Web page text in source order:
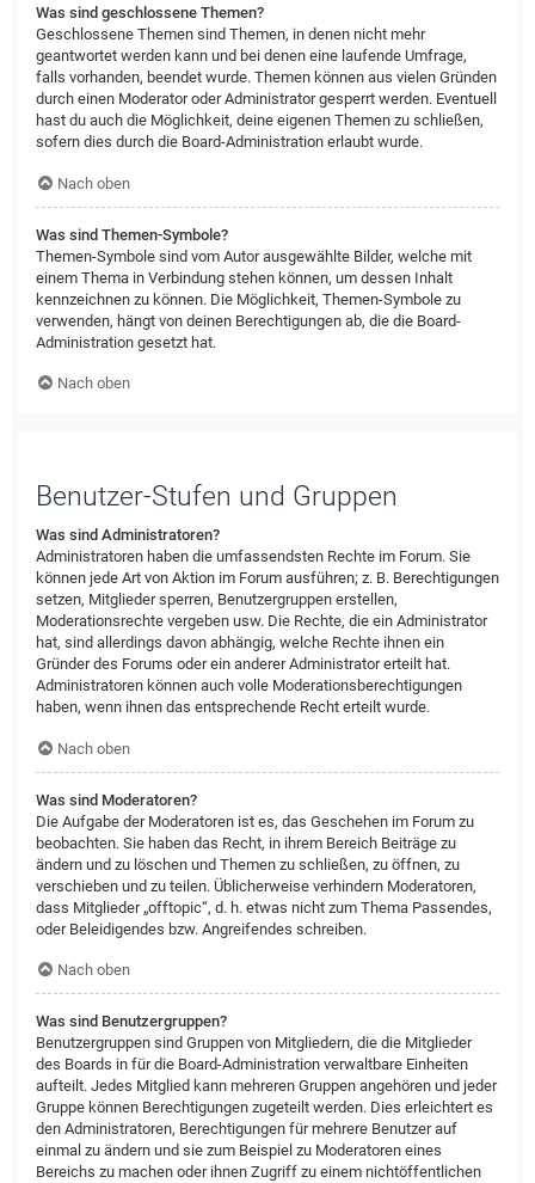
Was sind geschlossene Themen?
Geschlossene Themen sind Themen, in denen nicht mehr
geantwortet werden kann und bei denen eine laufende Umfrage,
falls vorhanden, beendet wurde. Themen können aus vielen Gründen
durch einen Moderator oder Administrator gesperrt werden. Eventuell
hast du auch die Möglichkeit, deine eigenen Themen zu schließen,
sofern dies durch die Board-Administration erlaubt wurde.
Nach oben
Was sind Themen-Symbole?
Themen-Symbole sind vom Autor ausgewählte Bilder, welche mit
einem Thema in Verbindung stehen können, um dessen Inhalt
kennzeichnen zu können. Die Möglichkeit, Themen-Symbole zu
verwenden, hängt von deinen Berechtigungen ab, die die Board-
Administration gesetzt hat.
Nach oben
Benutzer-Stufen und Gruppen
Was sind Administratoren?
Administratoren haben die umfassendsten Rechte im Forum. Sie
können jede Art von Aktion im Forum ausführen; z. B. Berechtigungen
setzen, Mitglieder sperren, Benutzergruppen erstellen,
Moderationsrechte vergeben usw. Die Rechte, die ein Administrator
hat, sind allerdings davon abhängig, welche Rechte ihnen ein
Gründer des Forums oder ein anderer Administrator erteilt hat.
Administratoren können auch volle Moderationsberechtigungen
haben, wenn ihnen das entsprechende Recht erteilt wurde.
Nach oben
Was sind Moderatoren?
Die Aufgabe der Moderatoren ist es, das Geschehen im Forum zu
beobachten. Sie haben das Recht, in ihrem Bereich Beiträge zu
ändern und zu löschen und Themen zu schließen, zu öffnen, zu
verschieben und zu teilen. Üblicherweise verhindern Moderatoren,
dass Mitglieder „offtopic“, d. h. etwas nicht zum Thema Passendes,
oder Beleidigendes bzw. Angreifendes schreiben.
Nach oben
Was sind Benutzergruppen?
Benutzergruppen sind Gruppen von Mitgliedern, die die Mitglieder
des Boards in für die Board-Administration verwaltbare Einheiten
aufteilt. Jedes Mitglied kann mehreren Gruppen angehören und jeder
Gruppe können Berechtigungen zugeteilt werden. Dies erleichtert es
den Administratoren, Berechtigungen für mehrere Benutzer auf
einmal zu ändern und sie zum Beispiel zu Moderatoren eines
Bereichs zu machen oder ihnen Zugriff zu einem nichtöffentlichen